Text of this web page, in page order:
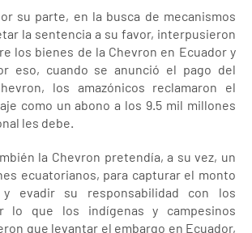
su parte, en la busca de mecanismos
la sentencia a su favor, interpusieron
los bienes de la Chevron en Ecuador y
eso, cuando se anunció el pago del
los amazónicos reclamaron el
como un abono a los 9.5 mil millones
les debe.
la Chevron pretendía, a su vez, un
ecuatorianos, para capturar el monto
evadir su responsabilidad con los
lo que los indígenas y campesinos
que levantar el embargo en Ecuador,